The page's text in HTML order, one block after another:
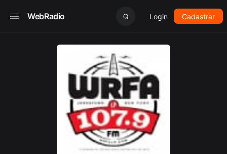
WebRadio Login Cadastrar